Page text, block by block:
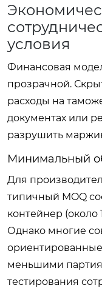
условия
Финансовая
прозрачной.
расходы на
документах или
разрушить
Минимальный
Для
типичный MOQ
контейнер (около
Однако многие
ориентированные
меньшими
тестирования